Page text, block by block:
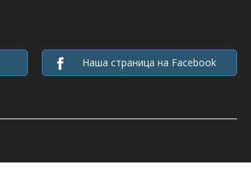
Наша страница на Facebook